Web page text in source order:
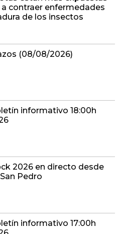
a contraer enfermedades
de los insectos
(08/08/2026)
informativo 18:00h
2026 en directo desde
Pedro
informativo 17:00h